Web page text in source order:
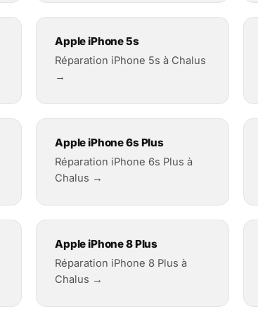
Apple iPhone 5s
Réparation iPhone 5s à Chalus
→
Apple iPhone 6s Plus
Réparation iPhone 6s Plus à
Chalus →
Apple iPhone 8 Plus
Réparation iPhone 8 Plus à
Chalus →